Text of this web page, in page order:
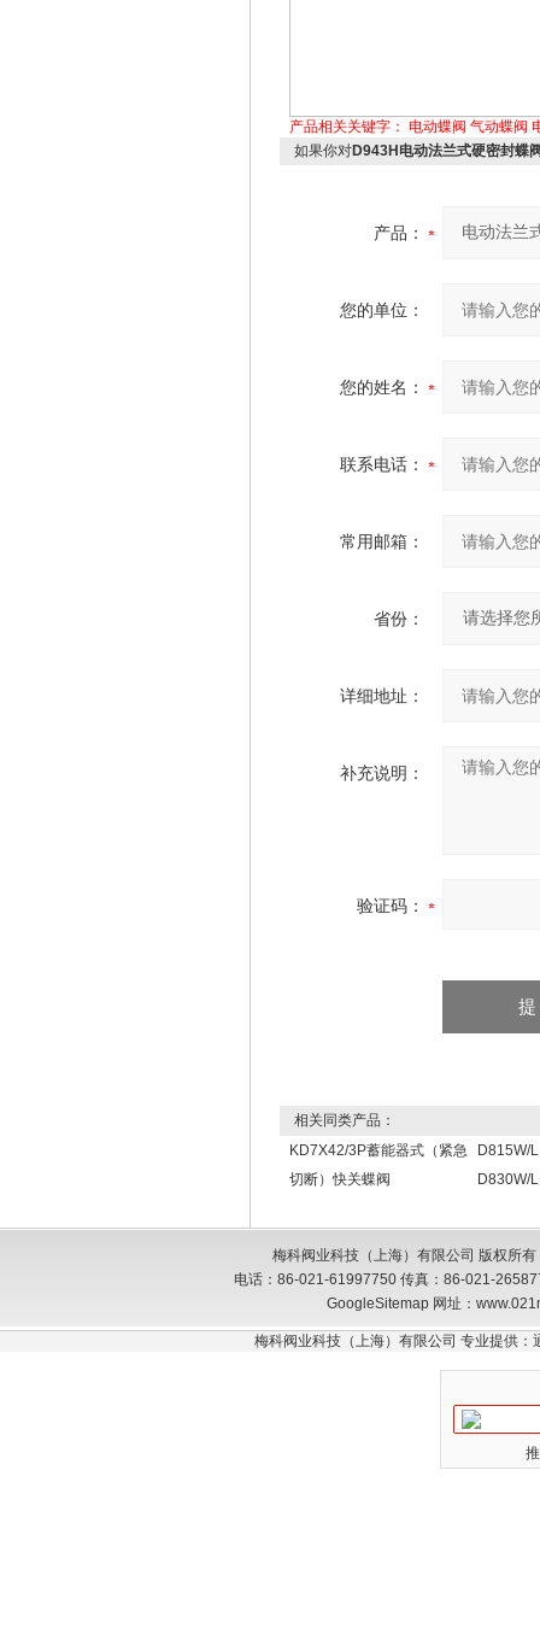
产品相关关键字： 电动蝶阀 气动蝶阀
如果你对D943H电动法兰式硬密封蝶
产品：
您的单位：
您的姓名：
联系电话：
常用邮箱：
省份：
详细地址：
补充说明：
验证码：
相关同类产品：
KD7X42/3P蓄能器式（紧急
切断）快关蝶阀
D815W/L
D830W/
梅科阀业科技（上海）有限公司 版权所
电话：86-021-61997750 传真：86-021-
GoogleSitemap网址：
梅科阀业科技（上海）有限公司 专业提供